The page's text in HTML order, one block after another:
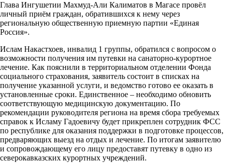
Глава Ингушетии Махмуд-Али Калиматов в Магасе провёл
личный приём граждан, обратившихся к нему через
региональную общественную приемную партии «Единая
Россия».
Ислам Накастхоев, инвалид 1 группы, обратился с вопросом о
возможности получения им путевки на санаторно-курортное
лечение. Как пояснили в территориальном отделении Фонда
социального страхования, заявитель состоит в списках на
получение указанной услуги, и ведомство готово ее оказать в
установленные сроки. Единственное – необходимо обновить
соответствующую медицинскую документацию. По
рекомендации руководителя региона на время сбора требуемых
справок к Исламу Гадоевичу будет прикреплен сотрудник ФСС
по республике для оказания поддержки в подготовке процессов,
предваряющих выезд на отдых и лечение. По итогам заявителю
и сопровождающему его лицу предоставят путевку в одно из
северокавказских курортных учреждений.